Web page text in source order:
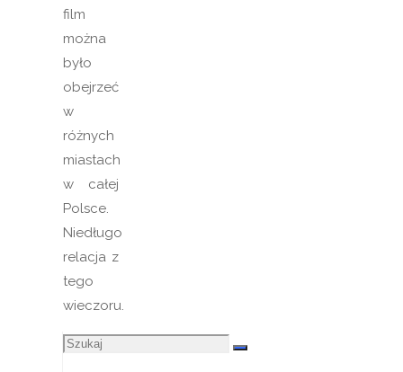
film
można
było
obejrzeć
w
różnych
miastach
w całej
Polsce.
Niedługo
relacja z
tego
wieczoru.
Szukaj:
Szukaj